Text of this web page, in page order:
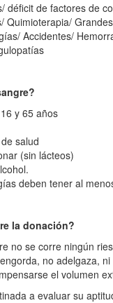
déficit de factores de
Quimioterapia/
Accidentes/
y 65 años
salud
(sin lácteos)
deben tener al
la donación?
no se corre ningún
no adelgaza,
el volumen
a evaluar su